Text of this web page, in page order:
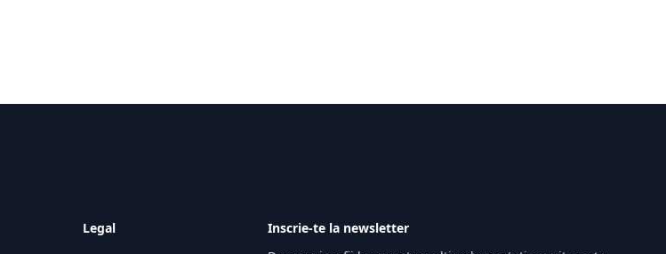
Legal
Inscrie-te la newsletter